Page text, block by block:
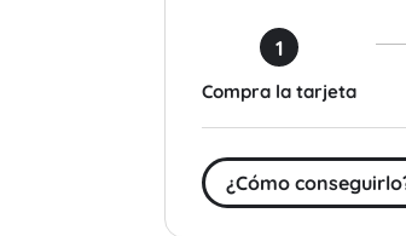
1
Compra la tarjeta
¿Cómo